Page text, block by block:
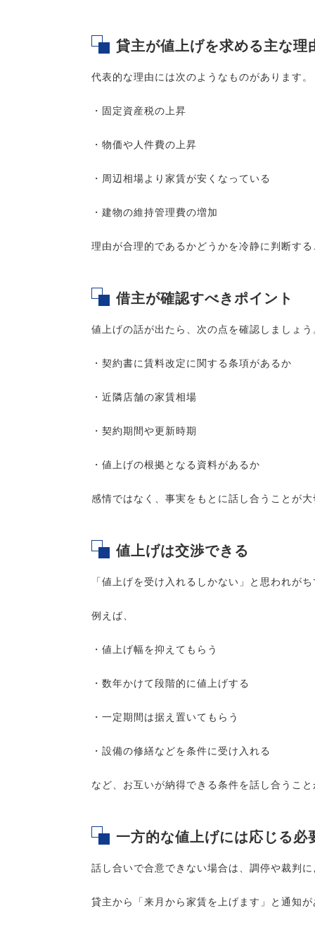
貸主が値上げを求める主な理
代表的な理由には次のようなものがあります。
・固定資産税の上昇
・物価や人件費の上昇
・周辺相場より家賃が安くなっている
・建物の維持管理費の増加
理由が合理的であるかどうかを冷静に判断す
借主が確認すべきポイント
値上げの話が出たら、次の点を確認しましょう
・契約書に賃料改定に関する条項があるか
・近隣店舗の家賃相場
・契約期間や更新時期
・値上げの根拠となる資料があるか
感情ではなく、事実をもとに話し合うことが
値上げは交渉できる
「値上げを受け入れるしかない」と思われが
例えば、
・値上げ幅を抑えてもらう
・数年かけて段階的に値上げする
・一定期間は据え置いてもらう
・設備の修繕などを条件に受け入れる
など、お互いが納得できる条件を話し合うこ
一方的な値上げには応じる必
話し合いで合意できない場合は、調停や裁判
貸主から「来月から家賃を上げます」と通知